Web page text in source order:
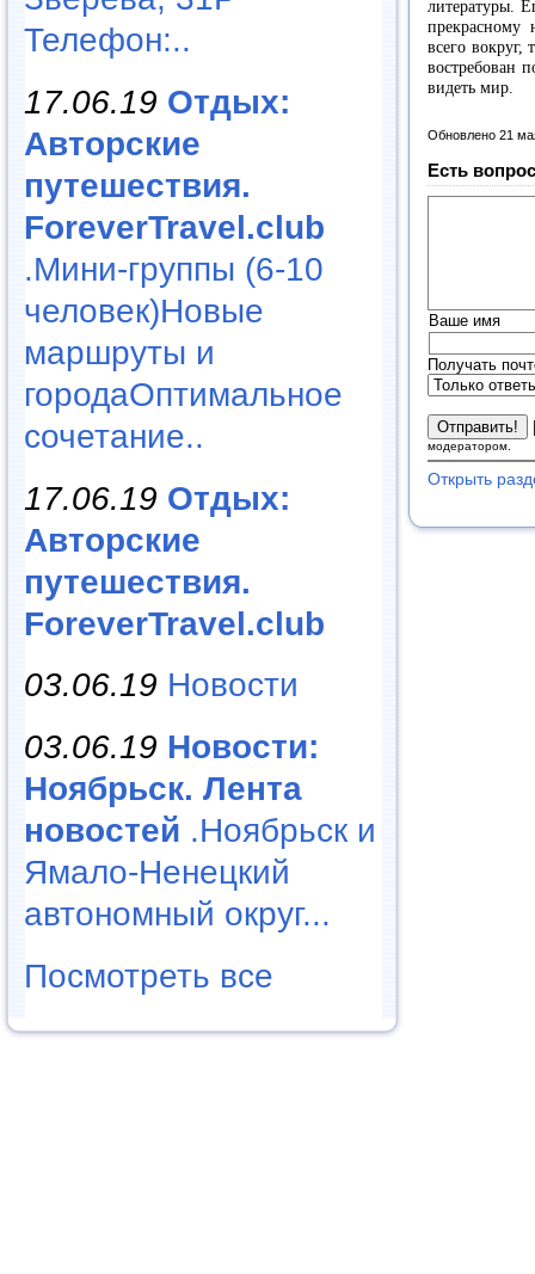
Телефон:..
17.06.19 Отдых:
Авторские
путешествия.
ForeverTravel.club
.Мини-группы (6-10
человек)Новые
маршруты и
городаОптимальное
сочетание..
17.06.19 Отдых:
Авторские
путешествия.
ForeverTravel.club
03.06.19 Новости
03.06.19 Новости:
Ноябрьск. Лента
новостей .Ноябрьск и
Ямало-Ненецкий
автономный округ...
Посмотреть все
литературы.
прекрасному
всего
востребован
видеть мир.
Обновлено 21
Есть
Ваше имя
Получать
модератором.
Открыть